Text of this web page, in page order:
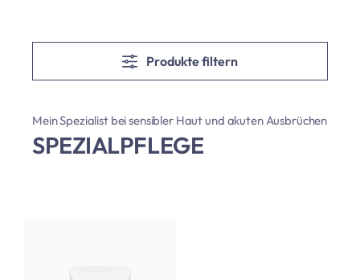
Produkte filtern
Mein Spezialist bei sensibler Haut und akuten Ausbrüchen
SPEZIALPFLEGE